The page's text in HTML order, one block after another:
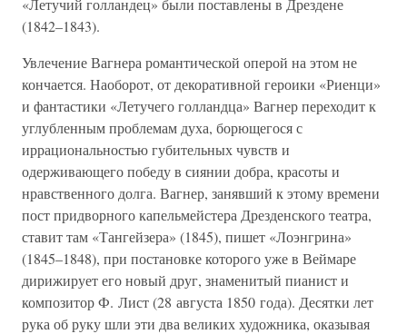
«Летучий голландец» были поставлены в Дрездене
(1842–1843).
Увлечение Вагнера романтической оперой на этом не
кончается. Наоборот, от декоративной героики «Риенци»
и фантастики «Летучего голландца» Вагнер переходит к
углубленным проблемам духа, борющегося с
иррациональностью губительных чувств и
одерживающего победу в сиянии добра, красоты и
нравственного долга. Вагнер, занявший к этому времени
пост придворного капельмейстера Дрезденского театра,
ставит там «Тангейзера» (1845), пишет «Лоэнгрина»
(1845–1848), при постановке которого уже в Веймаре
дирижирует его новый друг, знаменитый пианист и
композитор Ф. Лист (28 августа 1850 года). Десятки лет
рука об руку шли эти два великих художника, оказывая